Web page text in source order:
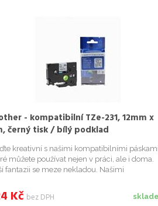
- kompatibilní TZe-231, 12mm x
černý tisk / bílý podklad
kreativní s našimi kompatibilními páskami,
můžete používat nejen v práci, ale i doma.
fantazii se meze nekladou. Našimi
Vaše kořenky v kuchyni, květináče či
na zahrádce, krabi...
Kč bez DPH